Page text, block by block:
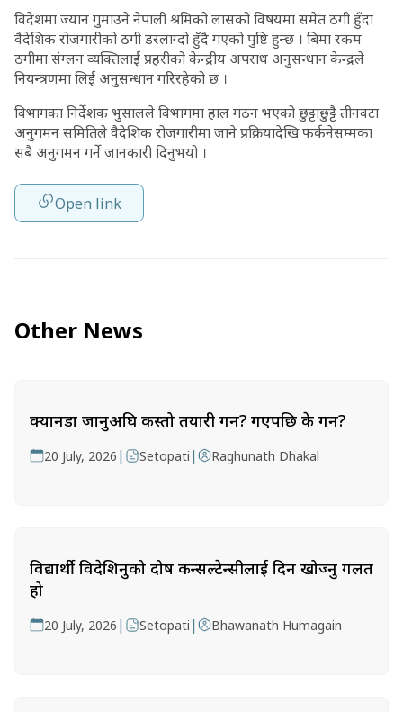
विदेशमा ज्यान गुमाउने नेपाली श्रमिको लासको विषयमा समेत ठगी हुँदा
वैदेशिक रोजगारीको ठगी डरलाग्दो हुँदै गएको पुष्टि हुन्छ । बिमा रकम
ठगीमा संग्लन व्यक्तिलाई प्रहरीको केन्द्रीय अपराध अनुसन्धान केन्द्रले
नियन्त्रणमा लिई अनुसन्धान गरिरहेको छ ।
विभागका निर्देशक भुसालले विभागमा हाल गठन भएको छुट्टाछुट्टै तीनवटा
अनुगमन समितिले वैदेशिक रोजगारीमा जाने प्रक्रियादेखि फर्कनेसम्मका
सबै अनुगमन गर्ने जानकारी दिनुभयो ।
Open link
Other News
क्यानडा जानुअघि कस्तो तयारी गर्ने? गएपछि के गर्ने?
20 July, 2026 | Setopati | Raghunath Dhakal
विद्यार्थी विदेशिनुको दोष कन्सल्टेन्सीलाई दिन खोज्नु गलत
हो
20 July, 2026 | Setopati | Bhawanath Humagain